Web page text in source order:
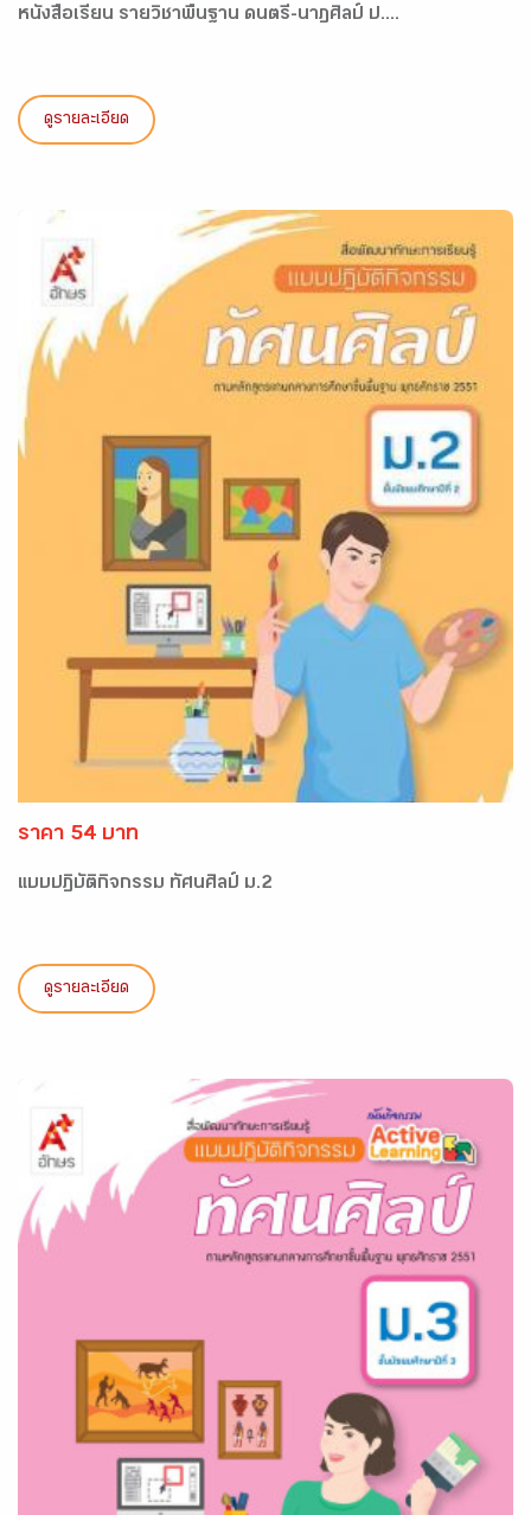
หนังสือเรียน รายวิชาพื้นฐาน ดนตรี-นาฏศิลป์ ป....
ดูรายละเอียด
ราคา 54 บาท
แบบปฏิบัติกิจกรรม ทัศนศิลป์ ม.2
ดูรายละเอียด